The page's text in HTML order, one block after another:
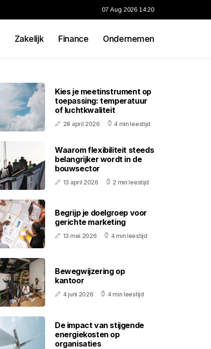
07 Aug 2026 14:20
Zakelijk Finance Ondernemen
Kies je meetinstrument op
toepassing: temperatuur
of luchtkwaliteit
28 april 2026 4 min leestijd
Waarom flexibiliteit steeds
belangrijker wordt in de
bouwsector
13 april 2026 2 min leestijd
Begrijp je doelgroep voor
gerichte marketing
13 mei 2026 4 min leestijd
Bewegwijzering op
kantoor
4 juni 2026 4 min leestijd
De impact van stijgende
energiekosten op
organisaties